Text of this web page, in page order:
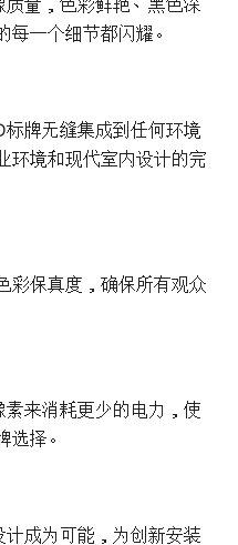
量，色彩鲜艳、黑色深
一个细节都闪耀。
牌无缝集成到任何环境
环境和现代室内设计的完
彩保真度，确保所有观众
来消耗更少的电力，使
择。
成为可能，为创新安装